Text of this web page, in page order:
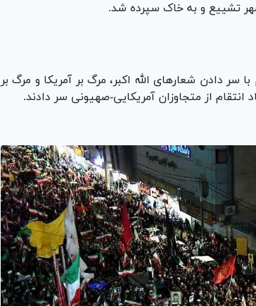
تشییع و به خاک سپرده شد.
سر دادن شعار‌های الله اکبر، مرگ بر آمریکا و مرگ بر
انتقام از متجاوزان آمریکایی-صهیونی سر دادند.